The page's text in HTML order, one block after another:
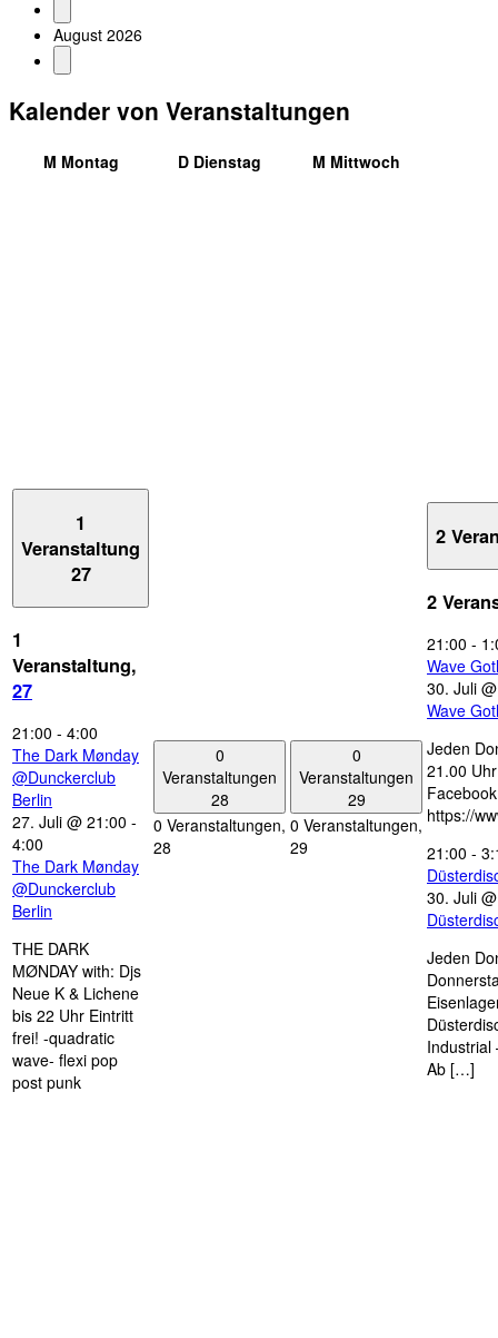
August 2026
Kalender von Veranstaltungen
M Montag D Dienstag M Mittwoch
1
Veranstaltung
27
1
Veranstaltung,
27
21:00 - 4:00
The Dark Mønday
@Dunckerclub
Berlin
27. Juli @ 21:00 -
4:00
The Dark Mønday
@Dunckerclub
Berlin
THE DARK
MØNDAY with: Djs
Neue K & Lichene
bis 22 Uhr Eintritt
frei! -quadratic
wave- flexi pop
post punk
0
Veranstaltungen
28
0 Veranstaltungen,
28
0
Veranstaltungen
29
0 Veranstaltungen,
29
2
2
21:00 -
Wave
30. Juli
Wave
Jeden
21.00
https://
21:00 -
30. Juli
Jeden
Industrial
Ab […]